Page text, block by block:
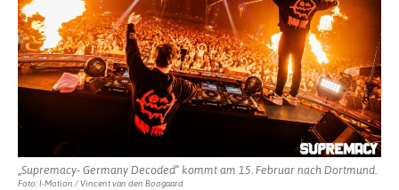
„Supremacy- Germany Decoded“ kommt am 15. Februar nach Dortmund.
Foto: I-Motion / Vincent van den Boogaard